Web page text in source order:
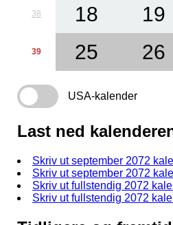
38 18 19
39 25 26
USA-kalender
Last ned
Skriv ut september 2072
Skriv ut september 2072
Skriv ut fullstendig 2072
Skriv ut fullstendig 2072